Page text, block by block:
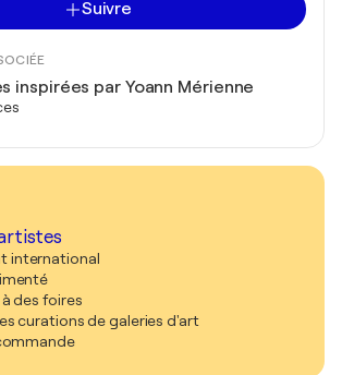
Suivre
inspirées par Yoann Mérienne
international
des foires
curations de galeries d'art